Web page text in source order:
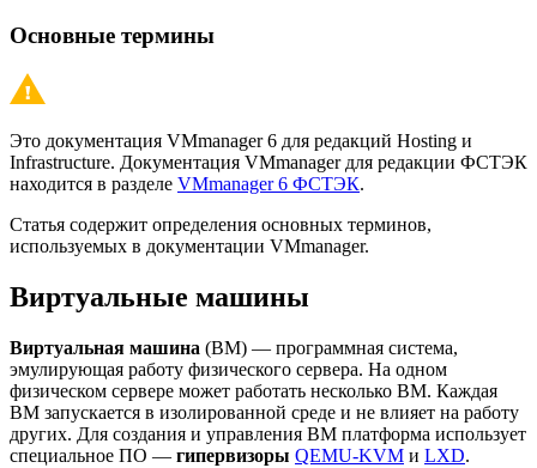
Основные термины
Это документация VMmanager 6 для редакций Hosting и
Infrastructure. Документация VMmanager для редакции ФСТЭК
находится в разделе VMmanager 6 ФСТЭК.
Статья содержит определения основных терминов,
используемых в документации VMmanager.
Виртуальные машины
Виртуальная машина (ВМ) — программная система,
эмулирующая работу физического сервера. На одном
физическом сервере может работать несколько ВМ. Каждая
ВМ запускается в изолированной среде и не влияет на работу
других. Для создания и управления ВМ платформа использует
специальное ПО — гипервизоры QEMU-KVM и LXD.